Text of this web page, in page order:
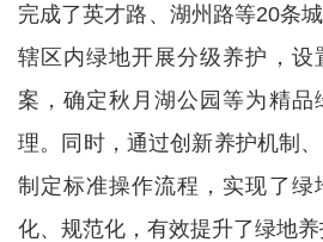
完成了英才路、湖州路等20条
辖区内绿地开展分级养护，设
案，确定秋月湖公园等为精品
理。同时，通过创新养护机制
制定标准操作流程，实现了绿
化、规范化，有效提升了绿地养